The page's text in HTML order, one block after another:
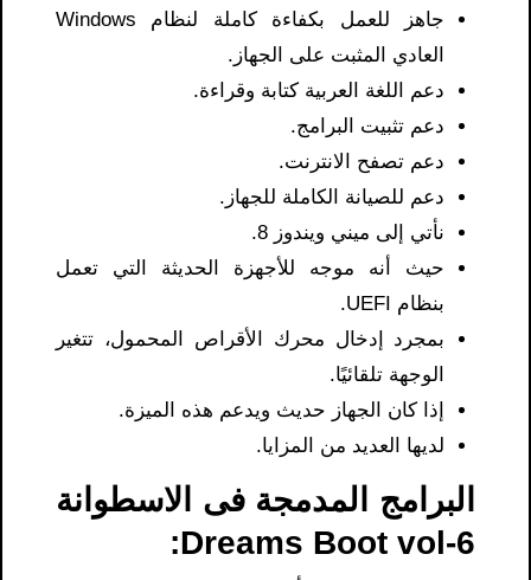
جاهز للعمل بكفاءة كاملة لنظام Windows
العادي المثبت على الجهاز.
دعم اللغة العربية كتابة وقراءة.
دعم تثبيت البرامج.
دعم تصفح الانترنت.
دعم للصيانة الكاملة للجهاز.
نأتي إلى ميني ويندوز 8.
حيث أنه موجه للأجهزة الحديثة التي تعمل
بنظام UEFI.
بمجرد إدخال محرك الأقراص المحمول، تتغير
الوجهة تلقائيًا.
إذا كان الجهاز حديث ويدعم هذه الميزة.
لديها العديد من المزايا.
البرامج المدمجة فى الاسطوانة
Dreams Boot vol-6: